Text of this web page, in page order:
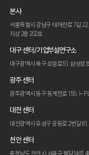
본사
서울특별시 강남구 테헤란로 7길 22,
지상 2층 202호
대구 센터/기업부설연구소
대구광역시 북구 호암로51, 삼성창
광주 센터
광주광역시 동구 동계천로 150, I-
대전 센터
대전광역시 유성구 궁동로 2번길 81,
천안 센터